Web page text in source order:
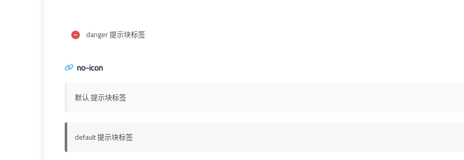
danger 提示块标签
no-icon
默认 提示块标签
default 提示块标签